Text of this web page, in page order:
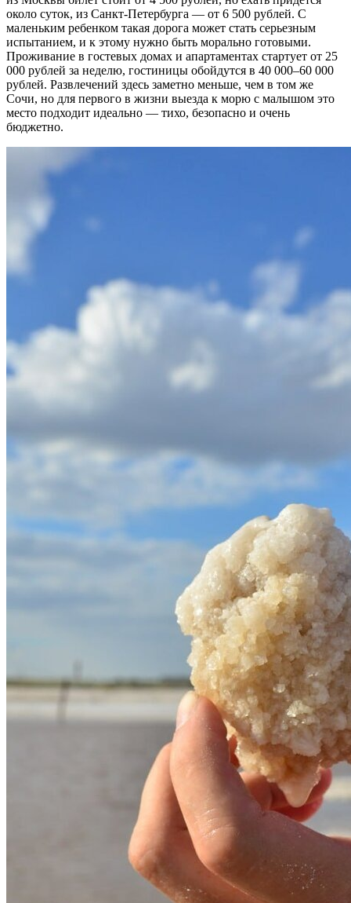
около суток, из Санкт-Петербурга — от 6 500 рублей. С
маленьким ребенком такая дорога может стать серьезным
испытанием, и к этому нужно быть морально готовыми.
Проживание в гостевых домах и апартаментах стартует от 25
000 рублей за неделю, гостиницы обойдутся в 40 000–60 000
рублей. Развлечений здесь заметно меньше, чем в том же
Сочи, но для первого в жизни выезда к морю с малышом это
место подходит идеально — тихо, безопасно и очень
бюджетно.